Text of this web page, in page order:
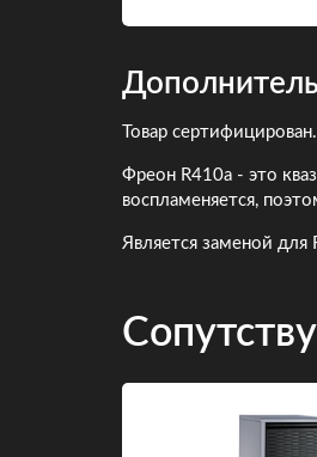
Товар
Фреон R410a - это
воспламеняется,
Является заменой для